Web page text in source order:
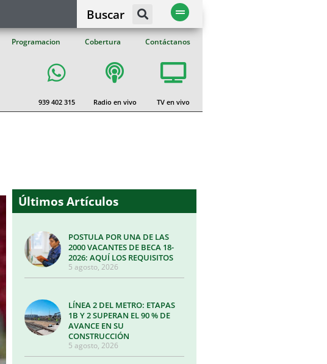
Buscar
Programacion Cobertura Contáctanos
939 402 315 Radio en vivo TV en vivo
Últimos Artículos
POSTULA POR UNA DE LAS
2000 VACANTES DE BECA 18-
2026: AQUÍ LOS REQUISITOS
5 agosto, 2026
LÍNEA 2 DEL METRO: ETAPAS
1B Y 2 SUPERAN EL 90 % DE
AVANCE EN SU
CONSTRUCCIÓN
5 agosto, 2026